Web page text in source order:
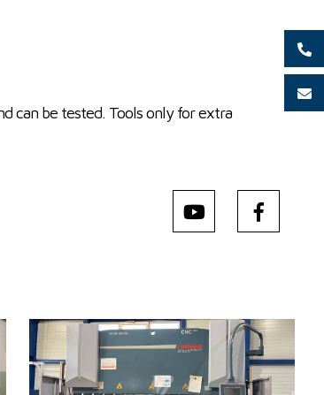
can be tested. Tools only for extra
Año de fabricación:
2013
Sistema de control
Sí
Sistema de control Cybelec
Fuerza de presión
175 t